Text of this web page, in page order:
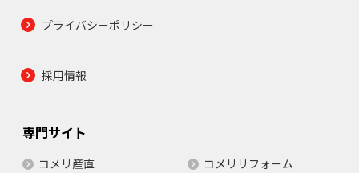
プライバシーポリシー
採用情報
専門サイト
コメリ産直 コメリリフォーム